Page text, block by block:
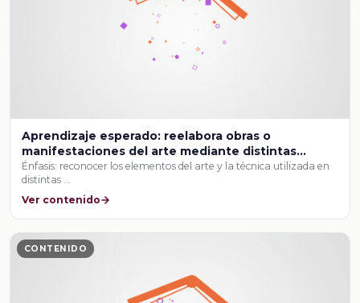
Aprendizaje esperado: reelabora obras o
manifestaciones del arte mediante distintas
técnicas de composición para crear y presentar
una producción artística interdisciplinaria con
sentido social.
Énfasis: reconocer los elementos del arte y la técnica utilizada en
distintas …
Ver contenido
CONTENIDO